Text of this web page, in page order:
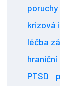
krizová
léčba
PTSD